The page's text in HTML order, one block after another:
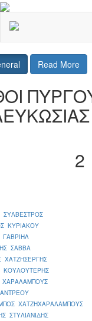
Read More
2
ΣΥΛΒΕΣΤΡΟΣ
ΚΥΡΙΑΚΟΥ
ΓΑΒΡΙΗΛ
ΣΑΒΒΑ
ΧΑΤΖΗΣΕΡΓΗΣ
ΚΟΥΛΟΥΤΕΡΗΣ
ΧΑΡΑΛΑΜΠΟΥΣ
ΧΑΤΖΗΧΑΡΑΛΑΜΠΟΥΣ
ΣΤΥΛΙΑΝΙΔΗΣ